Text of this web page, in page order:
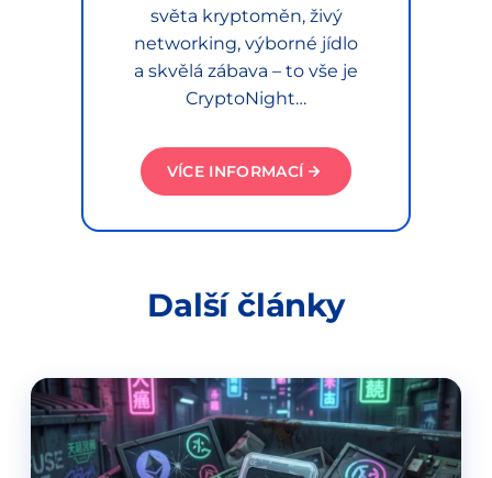
světa kryptoměn, živý
networking, výborné jídlo
a skvělá zábava – to vše je
CryptoNight…
VÍCE INFORMACÍ
Další články